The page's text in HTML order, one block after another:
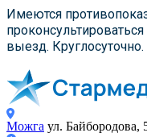
Имеются
выезд. Круглосуточно.
Можга ул. Байбородова,